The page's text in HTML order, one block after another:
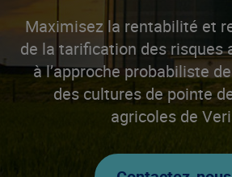
Maximisez la rentabilité et
de la tarification des risques
à l’approche probabiliste
des cultures de pointe
agricoles de